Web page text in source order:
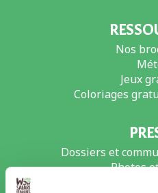
Nos
Jeux
Coloriages
Dossiers et
Photos